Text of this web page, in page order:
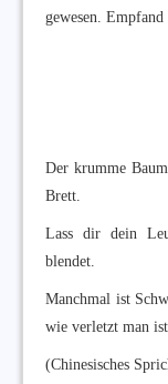
gewesen.
Der krumme
Brett.
Lass dir dein
blendet.
Manchmal ist
wie verletzt man ist.
(Chinesisches